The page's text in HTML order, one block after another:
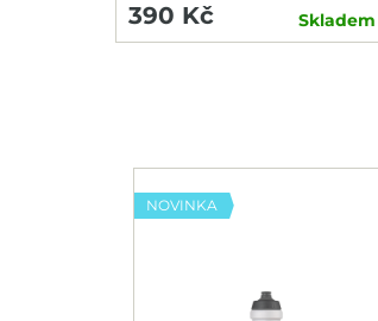
390 Kč Skladem
NOVINKA